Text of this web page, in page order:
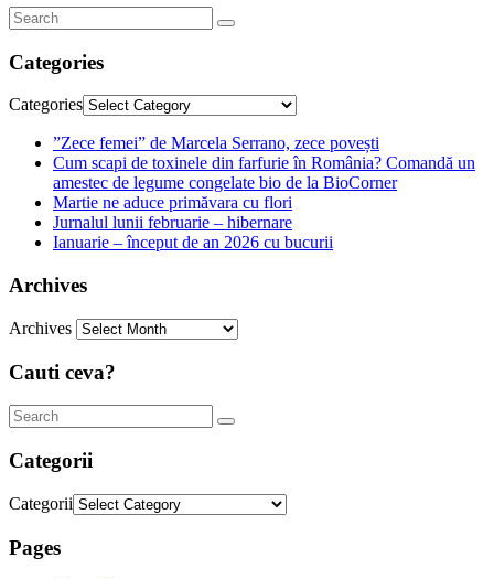
Categories
Categories
”Zece femei” de Marcela Serrano, zece povești
Cum scapi de toxinele din farfurie în România? Comandă un
amestec de legume congelate bio de la BioCorner
Martie ne aduce primăvara cu flori
Jurnalul lunii februarie – hibernare
Ianuarie – început de an 2026 cu bucurii
Archives
Archives
Cauti ceva?
Categorii
Categorii
Pages